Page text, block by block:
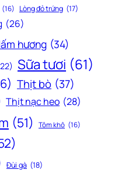
(16) Lòng đỏ trứng (17)
(26)
hương (34)
Sữa tươi (61)
Thịt bò (37)
Thịt nạc heo (28)
(51) Tôm khô (16)
Đùi gà (18)